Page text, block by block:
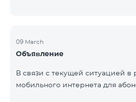
Региональный будут доступны
подключении на 12 месяцев с
пакет COMBO 4 9900 также
скидкой 25% сроком на 12
09 March
Объявление
В связи с текущей ситуацией в
мобильного интернета для